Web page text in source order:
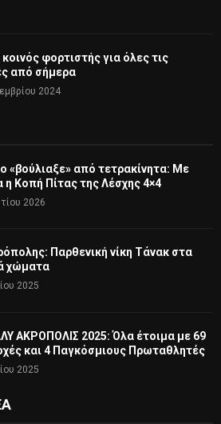
κοινός φορτιστής για όλες τις
από σήμερα
2024
«βούλιαξε» από τετρακίνητα: Με
η Κοπή Πίτας της Λέσχης 4×4
2026
Παρθενική νίκη Τάνακ στα
χώματα
2025
ΑΚΡΟΠΟΛΙΣ 2025: Όλα έτοιμα με 69
και 4 Παγκόσμιους Πρωταθλητές
2025